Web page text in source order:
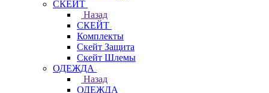
СКЕЙТ
Назад
СКЕЙТ
Комплекты
Скейт Защита
Скейт Шлемы
ОДЕЖДА
Назад
ОДЕЖДА